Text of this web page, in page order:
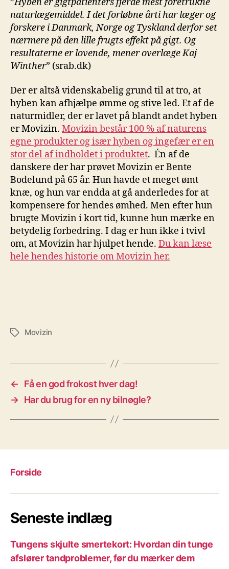
naturlægemiddel. I det forløbne årti har læger og
forskere i Danmark, Norge og Tyskland derfor set
nærmere på den lille frugts effekt på gigt. Og
resultaterne er lovende, mener overlæge Kaj
Winther” (srab.dk)
Der er altså videnskabelig grund til at tro, at
hyben kan afhjælpe ømme og stive led. Et af de
naturmidler, der er lavet på blandt andet hyben
er Movizin. Movizin består 100 % af naturens
egne produkter og især hyben og ingefær er en
stor del af indholdet i produktet. Én af de
danskere der har prøvet Movizin er Bente
Bodelund på 65 år. Hun havde et meget ømt
knæ, og hun var endda at gå anderledes for at
kompensere for hendes ømhed. Men efter hun
brugte Movizin i kort tid, kunne hun mærke en
betydelig forbedring. I dag er hun ikke i tvivl
om, at Movizin har hjulpet hende. Du kan læse
hele hendes historie om Movizin her.
TagsMovizin
←
Få en god frokost hver dag!
→ Har du brug for en ny bilnøgle?
Forside
Seneste indlæg
Tungens skjulte smertekort: Hvordan din tunge
afslører tandproblemer, før du mærker dem